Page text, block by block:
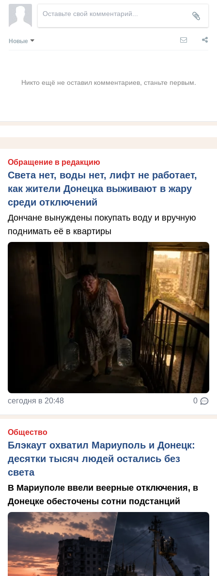
Новые
Никто ещё не оставил комментариев, станьте первым.
Обращение в редакцию
Света нет, воды нет, лифт не работает,
как жители Донецка выживают в жару
среди отключений
Дончане вынуждены покупать воду и вручную
поднимать её в квартиры
сегодня в 20:48 0
Общество
Блэкаут охватил Мариуполь и Донецк:
десятки тысяч людей остались без
света
В Мариуполе ввели веерные отключения, в
Донецке обесточены сотни подстанций